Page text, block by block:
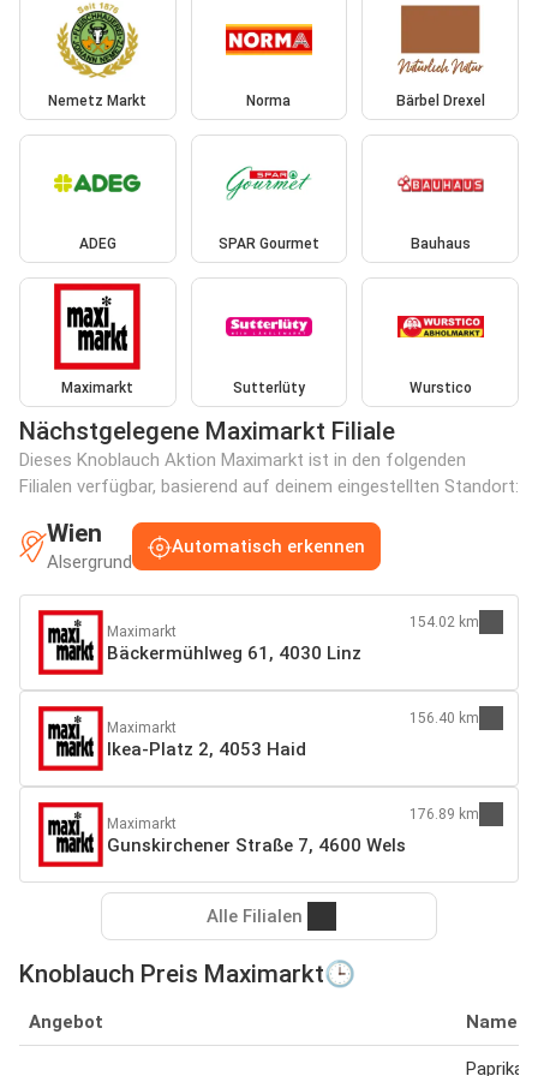
Nemetz Markt Norma Bärbel Drexel
ADEG SPAR Gourmet Bauhaus
Maximarkt Sutterlüty Wurstico
Nächstgelegene Maximarkt Filiale
Dieses Knoblauch Aktion Maximarkt ist in den folgenden
Filialen verfügbar, basierend auf deinem eingestellten Standort:
Wien
Alsergrund
Automatisch erkennen
Maximarkt
Bäckermühlweg 61, 4030 Linz
154.02 km
Maximarkt
Ikea-Platz 2, 4053 Haid
156.40 km
Maximarkt
Gunskirchener Straße 7, 4600 Wels
176.89 km
Alle Filialen
Knoblauch Preis Maximarkt🕒
Angebot Name